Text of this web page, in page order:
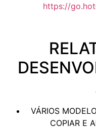
https://
VÁRIOS
COPIAR E